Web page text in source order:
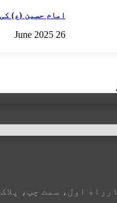
امام حسین (ع)
26 June 2025